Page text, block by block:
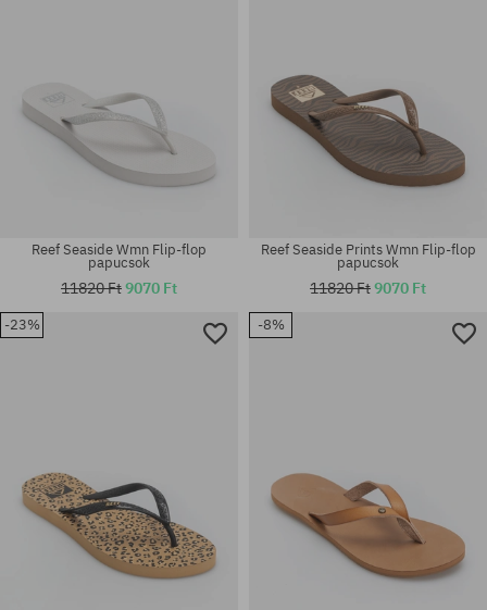
Elérhető méretek:
Elérhető méretek:
Reef Seaside Wmn Flip-flop
papucsok
11820 Ft9070 Ft
Reef Seaside Prints Wmn Flip-flop
papucsok
11820 Ft9070 Ft
-23% -8%